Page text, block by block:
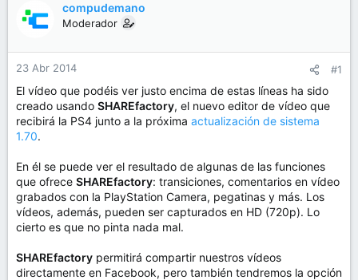
a
r
d
e
t
e
m
d
e
n
i
o
compudemano
Moderador
23 Abr 2014 #1
El vídeo que podéis ver justo encima de estas líneas ha sido
creado usando SHAREfactory, el nuevo editor de vídeo que
recibirá la PS4 junto a la próxima actualización de sistema
1.70.
En él se puede ver el resultado de algunas de las funciones
que ofrece SHAREfactory: transiciones, comentarios en vídeo
grabados con la PlayStation Camera, pegatinas y más. Los
vídeos, además, pueden ser capturados en HD (720p). Lo
cierto es que no pinta nada mal.
SHAREfactory permitirá compartir nuestros vídeos
directamente en Facebook, pero también tendremos la opción